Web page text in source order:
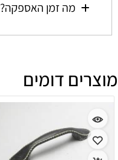
מה זמן האספקה?
מוצרים דומים